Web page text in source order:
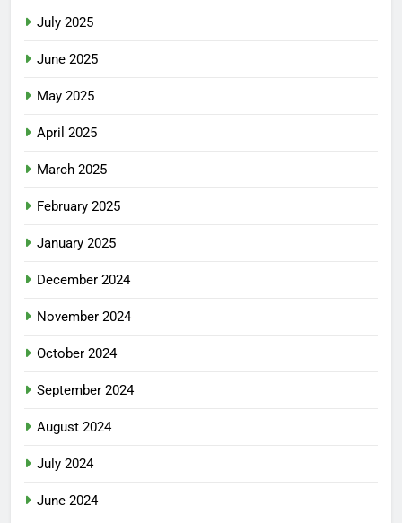
July 2025
June 2025
May 2025
April 2025
March 2025
February 2025
January 2025
December 2024
November 2024
October 2024
September 2024
August 2024
July 2024
June 2024